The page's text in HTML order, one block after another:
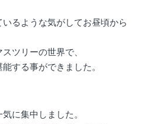
るような気がしてお昼頃から
ツリーの世界で、
する事ができました。
に集中しました。